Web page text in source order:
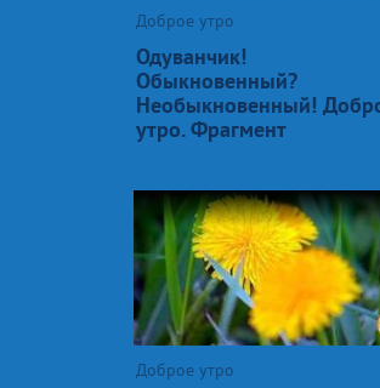
Доброе утро
Одуванчик!
Обыкновенный?
Необыкновенный!
утро. Фрагмент
Доброе утро